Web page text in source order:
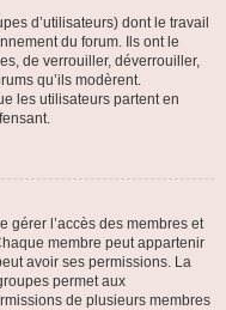
d’utilisateurs) dont le travail
du forum. Ils ont le
de verrouiller, déverrouiller,
qu’ils modèrent.
les utilisateurs partent en
gérer l’accès des membres et
membre peut appartenir
avoir ses permissions. La
permet aux
de plusieurs membres